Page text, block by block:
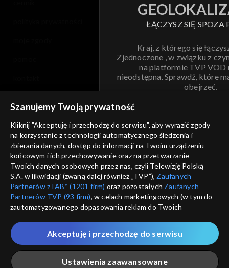
ŁĄCZYSZ SIĘ SPOZA
Kraj, z którego się
Zjednoczone , w związku z
na platformie TVP VOD
nieodstępna. Sprawdź, które
obejrzeć.
ANULUJ
informacje o dostawcy usług
Szanujemy Twoją prywatność
Kliknij "Akceptuję i przechodzę do serwisu", aby wyrazić zgody
na korzystanie z technologii automatycznego śledzenia i
zbierania danych, dostęp do informacji na Twoim urządzeniu
końcowym i ich przechowywanie oraz na przetwarzanie
Twoich danych osobowych przez nas, czyli Telewizję Polską
S.A. w likwidacji (zwaną dalej również „TVP”), Zaufanych
Partnerów z IAB* (1201 firm) oraz pozostałych Zaufanych
Partnerów TVP (93 firm), w celach marketingowych (w tym do
zautomatyzowanego dopasowania reklam do Twoich
które wskazujemy poniżej, a także zgody na udostępnianie
przez nas identyfikatora PPID do Google.
Twoje dane osobowe zbierane podczas odwiedzania przez
Ciebie naszych
poszczególnych serwisówzwanych dalej
Ustawienia zaawansowane
Akceptuję i przechodzę do serwisu